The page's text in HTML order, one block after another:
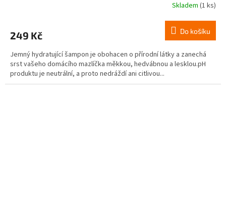
Skladem (1 ks)
249 Kč Do košíku
Jemný hydratující šampon je obohacen o přírodní látky a zanechá
srst vašeho domácího mazlíčka měkkou, hedvábnou a lesklou.pH
produktu je neutrální, a proto nedráždí ani citlivou...